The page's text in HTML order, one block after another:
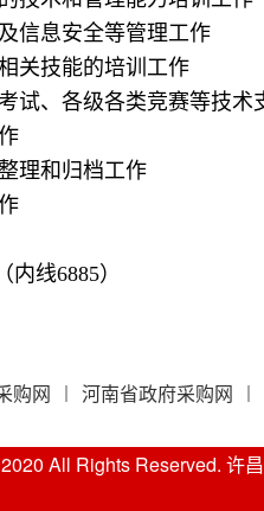
信息安全等管理工作
关技能的培训工作
试、各级各类竞赛等技术
理和归档工作
内线6885）
购网 河南省政府采购网
All Rights Reserved. 许